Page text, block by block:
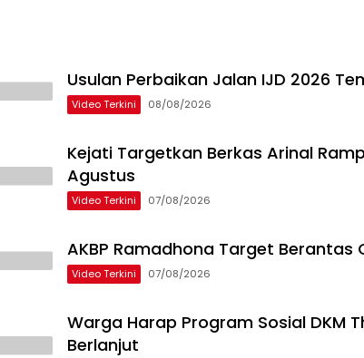
Usulan Perbaikan Jalan IJD 2026
Video Terkini 08/08/2026
Kejati Targetkan Berkas Arinal
Agustus
Video Terkini 07/08/2026
AKBP Ramadhona Target Berantas
Video Terkini 07/08/2026
Warga Harap Program Sosial DKM
Berlanjut